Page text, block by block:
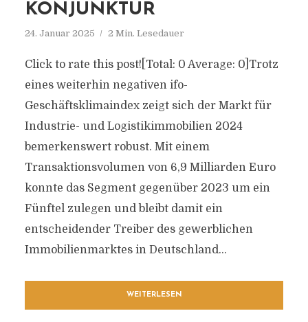
KONJUNKTUR
24. Januar 2025 2 Min. Lesedauer
Click to rate this post![Total: 0 Average: 0]Trotz
eines weiterhin negativen ifo-
Geschäftsklimaindex zeigt sich der Markt für
Industrie- und Logistikimmobilien 2024
bemerkenswert robust. Mit einem
Transaktionsvolumen von 6,9 Milliarden Euro
konnte das Segment gegenüber 2023 um ein
Fünftel zulegen und bleibt damit ein
entscheidender Treiber des gewerblichen
Immobilienmarktes in Deutschland...
WEITERLESEN